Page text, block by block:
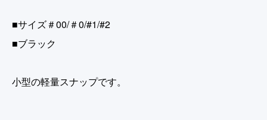
■サイズ＃00/＃0/#1/#2
■ブラック
小型の軽量スナップです。